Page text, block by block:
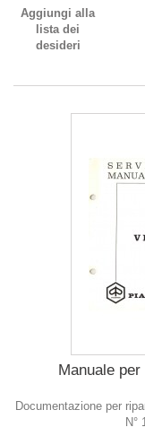
Aggiungi alla
lista dei
desideri
Manuale
Documentazione per
N°